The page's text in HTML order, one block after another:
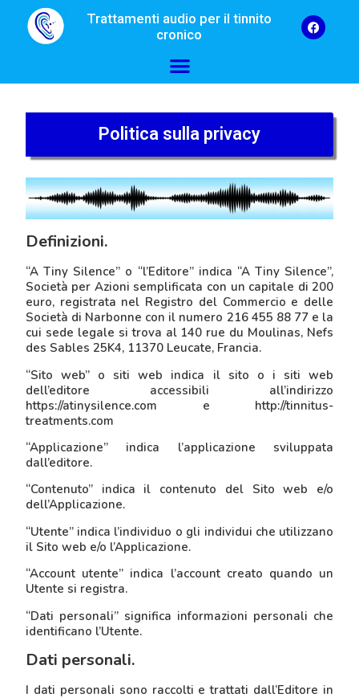
Trattamenti audio per il tinnito
cronico
Politica sulla privacy
Definizioni.
“A Tiny Silence” o “l’Editore” indica “A Tiny Silence”,
Società per Azioni semplificata con un capitale di 200
euro, registrata nel Registro del Commercio e delle
Società di Narbonne con il numero 216 455 88 77 e la
cui sede legale si trova al 140 rue du Moulinas, Nefs
des Sables 25K4, 11370 Leucate, Francia.
“Sito web” o siti web indica il sito o i siti web
dell’editore accessibili all’indirizzo
https://atinysilence.com e http://tinnitus-
treatments.com
“Applicazione” indica l’applicazione sviluppata
dall’editore.
“Contenuto” indica il contenuto del Sito web e/o
dell’Applicazione.
“Utente” indica l’individuo o gli individui che utilizzano
il Sito web e/o l’Applicazione.
“Account utente” indica l’account creato quando un
Utente si registra.
“Dati personali” significa informazioni personali che
identificano l’Utente.
Dati personali.
I dati personali sono raccolti e trattati dall’Editore in